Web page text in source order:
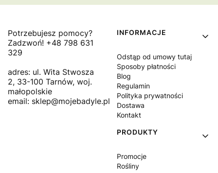
Potrzebujesz pomocy?
Zadzwoń! +48 798 631
329
adres: ul. Wita Stwosza
2, 33-100 Tarnów, woj.
małopolskie
email: sklep@mojebadyle.pl
Linki w stopce
INFORMACJE
Odstąp od umowy tutaj
Sposoby płatności
Blog
Regulamin
Polityka prywatności
Dostawa
Kontakt
PRODUKTY
Promocje
Rośliny